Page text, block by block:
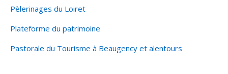
Pèlerinages du Loiret
Plateforme du patrimoine
Pastorale du Tourisme à Beaugency et alentours